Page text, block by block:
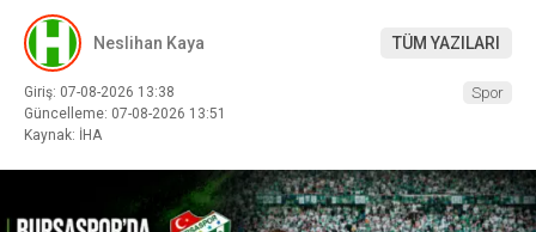
Neslihan Kaya TÜM YAZILARI
Giriş: 07-08-2026 13:38
Güncelleme: 07-08-2026 13:51
Kaynak: İHA
Spor